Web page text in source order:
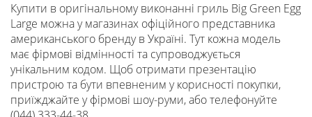
Купити в оригінальному виконанні гриль Big Green Egg
Large можна у магазинах офіційного представника
американського бренду в Україні. Тут кожна модель
має фірмові відмінності та супроводжується
унікальним кодом. Щоб отримати презентацію
пристрою та бути впевненим у корисності покупки,
приїжджайте у фірмові шоу-руми, або телефонуйте